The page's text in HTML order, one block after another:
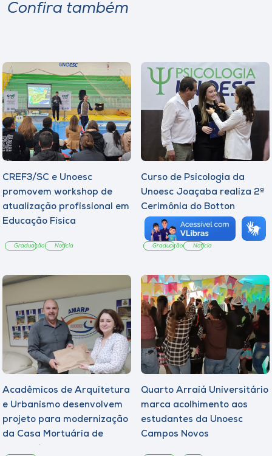
Confira também
CREF3/SC e Unoesc
promovem workshop de
atualização profissional em
Educação Física
Graduação Notícia
Curso de Psicologia da
Unoesc Joaçaba realiza 2ª
Cerimônia do Botton
Graduação Notícia
Acadêmicos de Arquitetura
e Urbanismo desenvolvem
projeto para modernização
da Casa Mortuária de
Quarto Arraiá Universitário
marca acolhimento aos
estudantes da Unoesc
Campos Novos